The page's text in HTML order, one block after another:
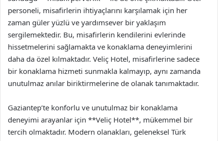
personeli, misafirlerin ihtiyaçlarını karşılamak için her
zaman güler yüzlü ve yardımsever bir yaklaşım
sergilemektedir. Bu, misafirlerin kendilerini evlerinde
hissetmelerini sağlamakta ve konaklama deneyimlerini
daha da özel kılmaktadır. Veliç Hotel, misafirlerine sadece
bir konaklama hizmeti sunmakla kalmayıp, aynı zamanda
unutulmaz anılar biriktirmelerine de olanak tanımaktadır.
Gaziantep’te konforlu ve unutulmaz bir konaklama
deneyimi arayanlar için **Veliç Hotel**, mükemmel bir
tercih olmaktadır. Modern olanakları, geleneksel Türk